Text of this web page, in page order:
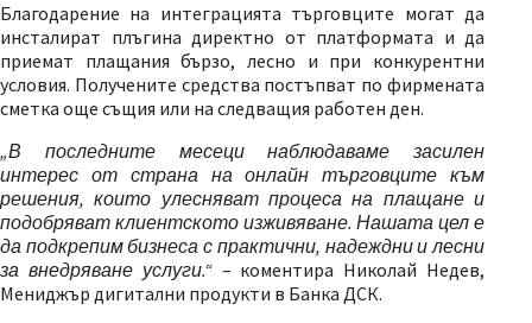
Благодарение на интеграцията търговците могат да
инсталират плъгина директно от платформата и да
приемат плащания бързо, лесно и при конкурентни
условия. Получените средства постъпват по фирмената
сметка още същия или на следващия работен ден.
„В последните месеци наблюдаваме засилен
интерес от страна на онлайн търговците към
решения, които улесняват процеса на плащане и
подобряват клиентското изживяване. Нашата цел е
да подкрепим бизнеса с практични, надеждни и лесни
за внедряване услуги.“– коментира Николай Недев,
Мениджър дигитални продукти в Банка ДСК.